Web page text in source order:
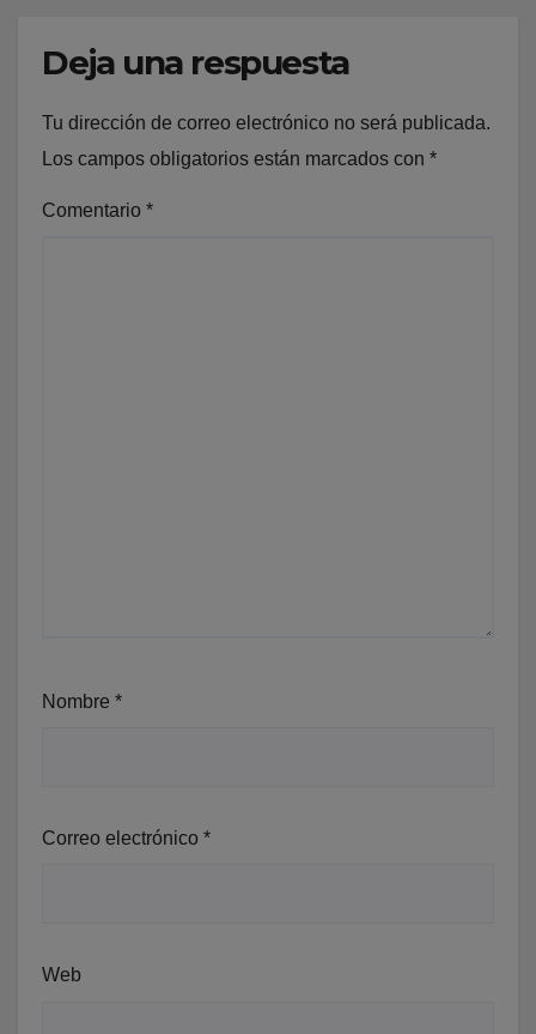
Deja una respuesta
Tu dirección de correo electrónico no será publicada.
Los campos obligatorios están marcados con *
Comentario *
Nombre *
Correo electrónico *
Web